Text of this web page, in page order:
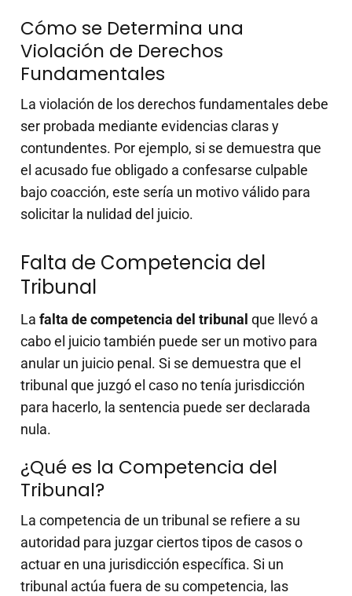
Cómo se Determina una
Violación de Derechos
Fundamentales
La violación de los derechos fundamentales debe
ser probada mediante evidencias claras y
contundentes. Por ejemplo, si se demuestra que
el acusado fue obligado a confesarse culpable
bajo coacción, este sería un motivo válido para
solicitar la nulidad del juicio.
Falta de Competencia del
Tribunal
La falta de competencia del tribunal que llevó a
cabo el juicio también puede ser un motivo para
anular un juicio penal. Si se demuestra que el
tribunal que juzgó el caso no tenía jurisdicción
para hacerlo, la sentencia puede ser declarada
nula.
¿Qué es la Competencia del
Tribunal?
La competencia de un tribunal se refiere a su
autoridad para juzgar ciertos tipos de casos o
actuar en una jurisdicción específica. Si un
tribunal actúa fuera de su competencia, las